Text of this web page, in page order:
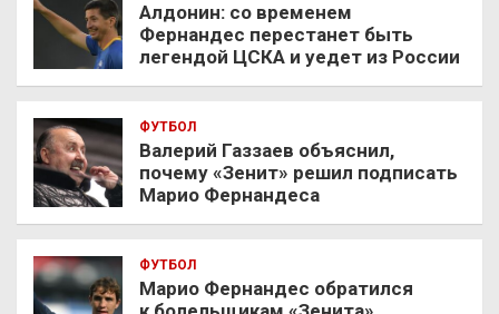
Алдонин: со временем
Фернандес перестанет быть
легендой ЦСКА и уедет из России
ФУТБОЛ
Валерий Газзаев объяснил,
почему «Зенит» решил подписать
Марио Фернандеса
ФУТБОЛ
Марио Фернандес обратился